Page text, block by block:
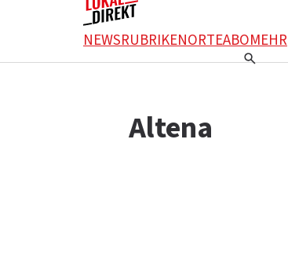
NEWSRUBRIKENORTEABOMEHR
Altena